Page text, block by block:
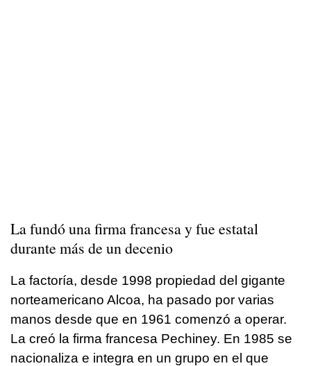
La fundó una firma francesa y fue estatal
durante más de un decenio
La factoría, desde 1998 propiedad del gigante
norteamericano Alcoa, ha pasado por varias
manos desde que en 1961 comenzó a operar.
La creó la firma francesa Pechiney. En 1985 se
nacionaliza e integra en un grupo en el que